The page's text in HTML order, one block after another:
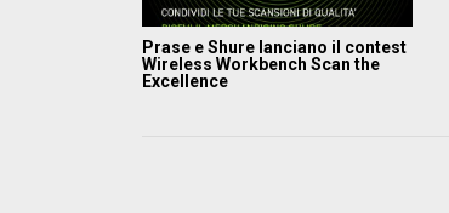
Prase e Shure lanciano il contest
Wireless Workbench Scan the
Excellence